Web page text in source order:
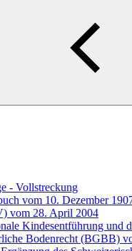
- Vollstreckung
vom 10. Dezember
vom 28. April 2004
Kindesentführung
Bodenrecht (BGBB)